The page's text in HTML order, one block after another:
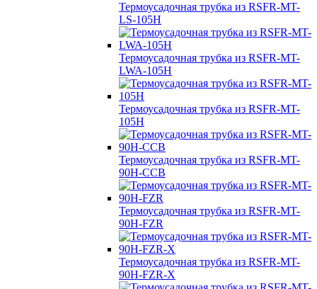
Термоусадочная трубка из RSFR-MT-
LS-105H
Термоусадочная трубка из RSFR-MT-
LWA-105H
Термоусадочная трубка из RSFR-MT-
105H
Термоусадочная трубка из RSFR-MT-
90H-CCB
Термоусадочная трубка из RSFR-MT-
90H-FZR
Термоусадочная трубка из RSFR-MT-
90H-FZR-X